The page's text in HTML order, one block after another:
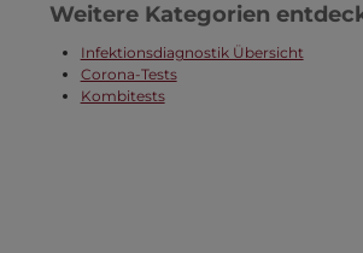
Weitere Kategorien
Infektionsdiagnostik Übersicht
Corona-Tests
Kombitests